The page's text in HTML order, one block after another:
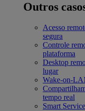
Outros
Acesso
segura
Controle
plataforma
Desktop
lugar
Wake-on-
tempo real
Smart Service